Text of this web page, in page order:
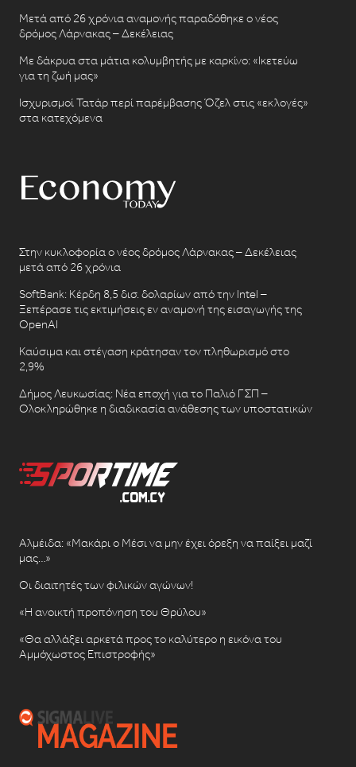
Μετά από 26 χρόνια αναμονής παραδόθηκε ο νέος
δρόμος Λάρνακας – Δεκέλειας
Με δάκρυα στα μάτια κολυμβητής με καρκίνο: «Ικετεύω
για τη ζωή μας»
Ισχυρισμοί Τατάρ περί παρέμβασης Όζελ στις «εκλογές»
στα κατεχόμενα
Στην κυκλοφορία ο νέος δρόμος Λάρνακας – Δεκέλειας
μετά από 26 χρόνια
SoftBank: Κέρδη 8,5 δισ. δολαρίων από την Intel –
Ξεπέρασε τις εκτιμήσεις εν αναμονή της εισαγωγής της
OpenAI
Καύσιμα και στέγαση κράτησαν τον πληθωρισμό στο
2,9%
Δήμος Λευκωσίας: Νέα εποχή για το Παλιό ΓΣΠ –
Ολοκληρώθηκε η διαδικασία ανάθεσης των υποστατικών
Αλμέιδα: «Μακάρι ο Μέσι να μην έχει όρεξη να παίξει μαζί
μας…»
Οι διαιτητές των φιλικών αγώνων!
«Η ανοικτή προπόνηση του Θρύλου»
«Θα αλλάξει αρκετά προς το καλύτερο η εικόνα του
Αμμόχωστος Επιστροφής»